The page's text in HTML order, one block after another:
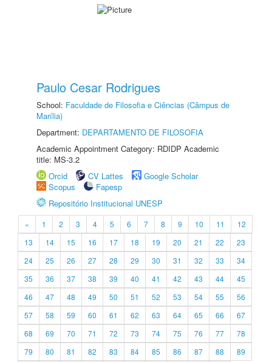
Paulo Cesar Rodrigues
School: Faculdade de Filosofia e Ciências (Câmpus de
Marília)
Department: DEPARTAMENTO DE FILOSOFIA
Academic Appointment Category: RDIDP Academic
title: MS-3.2
Orcid
CV Lattes
Google Scholar
Scopus
Fapesp
Repositório Institucional UNESP
« 1 2 3 4 5 6 7 8 9 10 11
12
13
14 15 16 17 18 19 20 21 22
23
24
25 26 27 28 29 30 31 32 33
34
35
36 37 38 39 40 41 42 43 44
45
46
47 48 49 50 51 52 53 54 55
56
57
58 59 60 61 62 63 64 65 66
67
68
69 70 71 72 73 74 75 76 77
78
79
80 81 82 83 84 85 86 87 88
89